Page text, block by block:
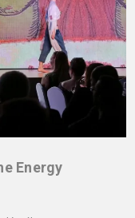
Energy